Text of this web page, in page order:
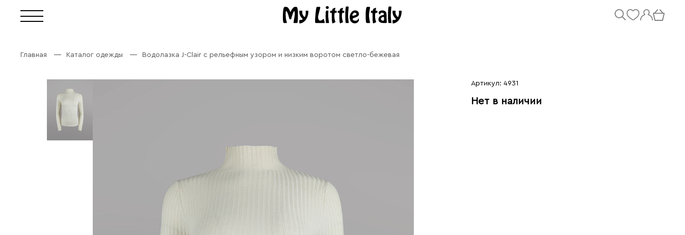
Главная Каталог одежды Водолазка J-Clair с рельефным узором и низким воротом светло-бежевая
Артикул: 4931
Нет в наличии